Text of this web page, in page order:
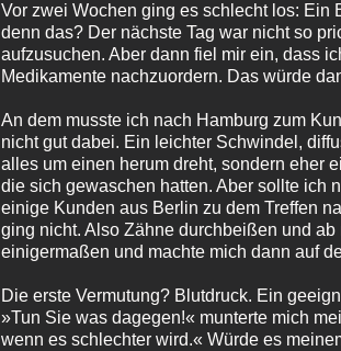
Vor zwei Wochen ging es schlecht los: Ein
denn das? Der nächste Tag war nicht so
aufzusuchen. Aber dann fiel mir ein, dass
Medikamente nachzuordern. Das würde
An dem musste ich nach Hamburg zum
nicht gut dabei. Ein leichter Schwindel,
alles um einen herum dreht, sondern eher
die sich gewaschen hatten. Aber sollte ich
einige Kunden aus Berlin zu dem Treffen
ging nicht. Also Zähne durchbeißen und
einigermaßen und machte mich dann auf
Die erste Vermutung? Blutdruck. Ein
»Tun Sie was dagegen!« munterte mich
wenn es schlechter wird.« Würde es